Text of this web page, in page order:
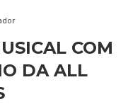
COM
DA ALL